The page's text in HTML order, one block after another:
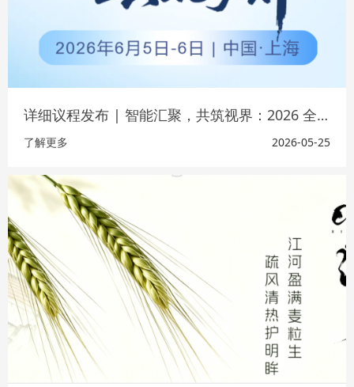
详细议程发布 | 智能汇聚，共筑视界：2026 全国爱眼日系列眼健康学术活动完整议程出炉！
了解更多 2026-05-25